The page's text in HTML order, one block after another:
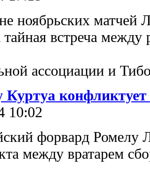
ноябрьских матчей
встреча между
ассоциации и
Куртуа
10:02
форвард Ромелу
между вратарем